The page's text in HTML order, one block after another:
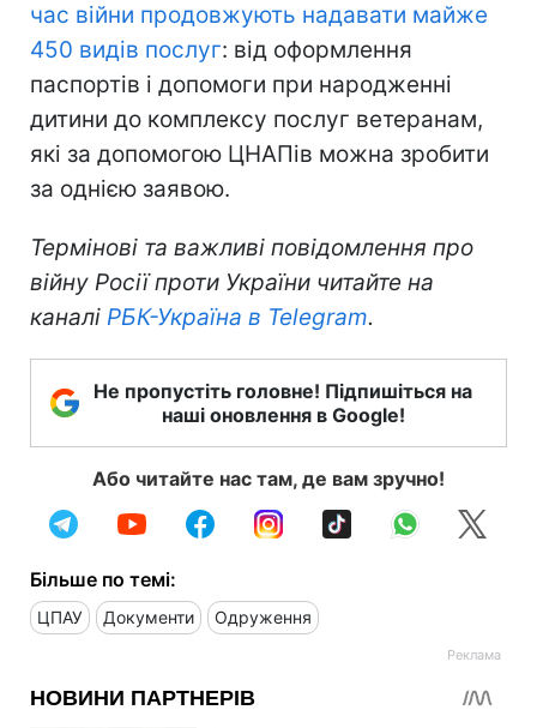
час війни продовжують надавати майже
450 видів послуг: від оформлення
паспортів і допомоги при народженні
дитини до комплексу послуг ветеранам,
які за допомогою ЦНАПів можна зробити
за однією заявою.
Термінові та важливі повідомлення про
війну Росії проти України читайте на
каналі РБК-Україна в Telegram.
Не пропустіть головне! Підпишіться на
наші оновлення в Google!
Або читайте нас там, де вам зручно!
Більше по темі:
ЦПАУ Документи Одруження